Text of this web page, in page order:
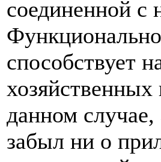
соединенной с
способствует
данном случае,
забыл ни о